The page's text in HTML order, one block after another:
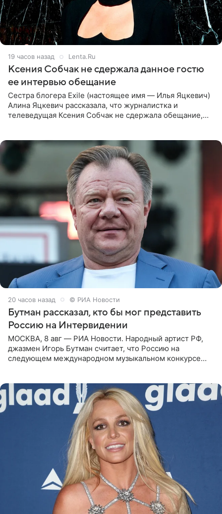
19 часов назад Lenta.Ru
Ксения Собчак не сдержала данное гостю
ее интервью обещание
Сестра блогера Exile (настоящее имя — Илья Яцкевич)
Алина Яцкевич рассказала, что журналистка и
телеведущая Ксения Собчак не сдержала обещание,
20 часов назад © РИА Новости
Бутман рассказал, кто бы мог представить
Россию на Интервидении
МОСКВА, 8 авг — РИА Новости. Народный артист РФ,
джазмен Игорь Бутман считает, что Россию на
следующем международном музыкальном конкурсе